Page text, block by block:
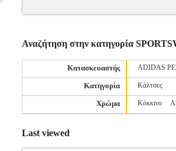
Αναζήτηση στην κατηγορία
Κατασκευαστής ADIDAS
Κατηγορία Κάλτσες
Χρώμα Κόκκινο
Last viewed